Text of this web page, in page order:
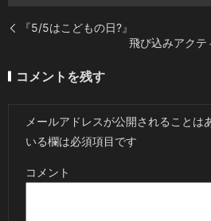
『5/5はこどもの日?』
飛び込みアクテ
コメントを残す
メールアドレスが公開されることは
いる欄は必須項目です
コメント